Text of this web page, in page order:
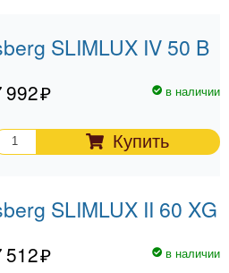
SLIMLUX IV 50 B
992 в наличии
Купить
SLIMLUX II 60 XG
512 в наличии